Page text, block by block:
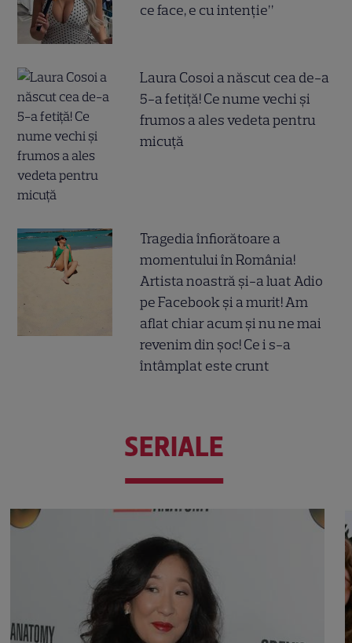
ce face, e cu intenție”
Laura Cosoi a născut cea de-a
5-a fetiță! Ce nume vechi și
frumos a ales vedeta pentru
micuță
Tragedia înfiorătoare a
momentului în România!
Artista noastră și-a luat Adio
pe Facebook și a murit! Am
aflat chiar acum și nu ne mai
revenim din șoc! Ce i s-a
întâmplat este crunt
SERIALE